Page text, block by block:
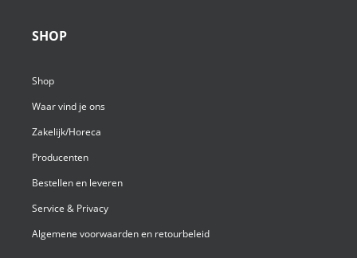
SHOP
Shop
Waar vind je ons
Zakelijk/Horeca
Producenten
Bestellen en leveren
Service & Privacy
Algemene voorwaarden en retourbeleid